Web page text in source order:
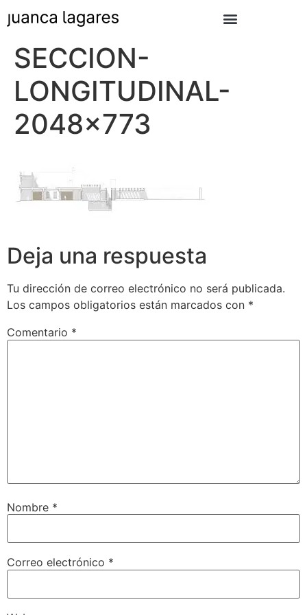
SECCION-
LONGITUDINAL-
2048×773
Deja una respuesta
Tu dirección de correo electrónico no será publicada.
Los campos obligatorios están marcados con *
Comentario *
Nombre *
Correo electrónico *